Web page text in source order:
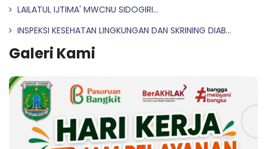
LAILATUL IJTIMA' MWCNU SIDOGIRI...
INSPEKSI KESEHATAN LINGKUNGAN DAN SKRINING DIAB...
Galeri Kami